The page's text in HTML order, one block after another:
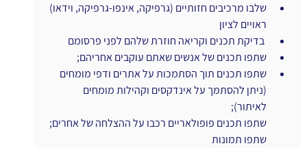
שלבו מרכיבים חזותיים (גרפיקה, אינפו-גרפיקה, וידאו)
ראויים לציון
שתפו תכנים של אנשים שאתם עוקבים אחריהם;
שתפו תכנים תוך הסתמכות על אתרים ודפי מומחים
(ניתן להסתמך על אינדקסים וקהילות מומחים
לאיתור);
שתפו תכנים פופולאריים רכבו על ההצלחה של אחרים;
שתפו תמונות